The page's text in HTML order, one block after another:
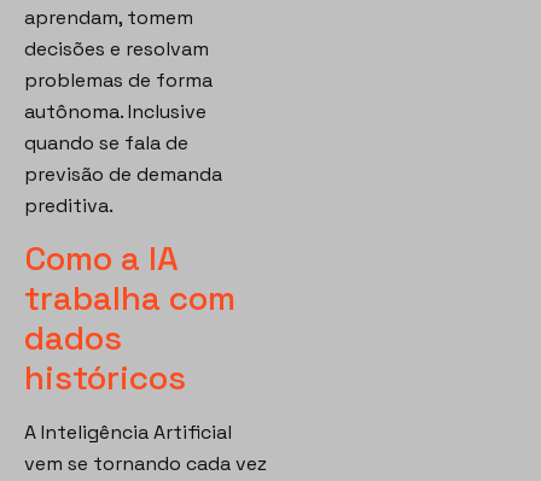
aprendam, tomem
decisões e resolvam
problemas de forma
autônoma. Inclusive
quando se fala de
previsão de demanda
preditiva.
Como a IA
trabalha com
dados
históricos
A Inteligência Artificial
vem se tornando cada vez